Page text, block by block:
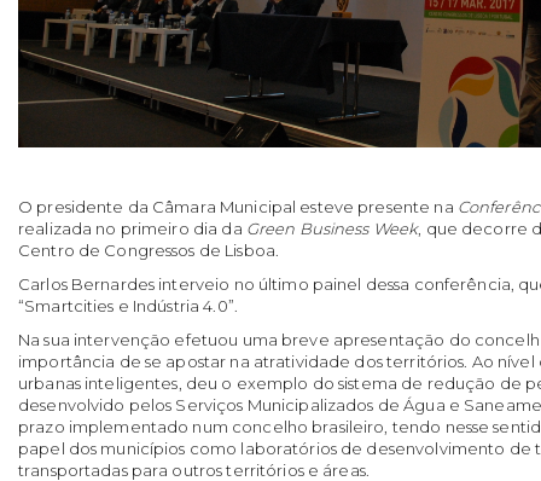
O presidente da Câmara Municipal esteve presente na
realizada no primeiro dia da Green Business Week, que decorre
Centro de Congressos de Lisboa.
Carlos Bernardes interveio no último painel dessa conferência,
“Smartcities e Indústria 4.0”.
Na sua intervenção efetuou uma breve apresentação do
importância de se apostar na atratividade dos territórios. Ao
urbanas inteligentes, deu o exemplo do sistema de redução de
desenvolvido pelos Serviços Municipalizados de Água e
prazo implementado num concelho brasileiro, tendo nesse
papel dos municípios como laboratórios de desenvolvimento de
transportadas para outros territórios e áreas.